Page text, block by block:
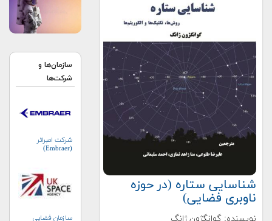
شناسایی ستاره (در حوزه
ناوبری فضایی)
سازمان‌ها و
شرکت‌ها
شرکت امبرائر
(Embraer)
سازمان فضایی